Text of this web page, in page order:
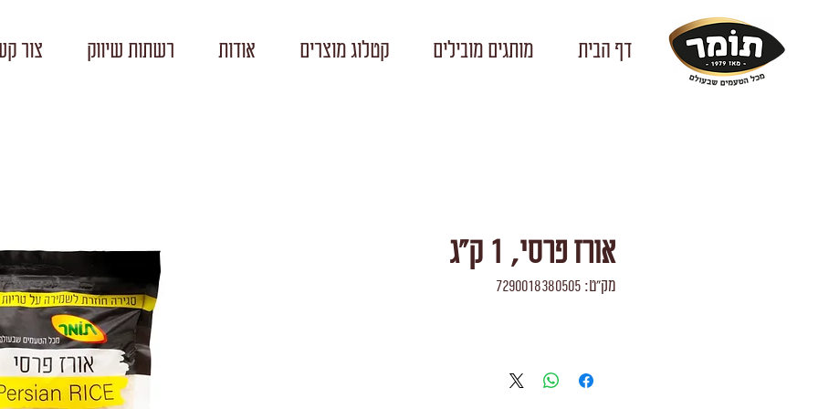
דף הבית מותגים מובילים קטלוג מוצרים אודות רשתות שיווק צור
אורז פרסי, 1 ק"ג
מק"ט: 7290018380505